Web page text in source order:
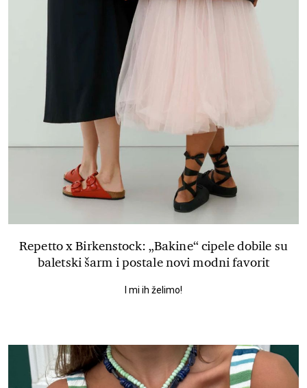
Repetto x Birkenstock: „Bakine“ cipele dobile su
baletski šarm i postale novi modni favorit
I mi ih želimo!